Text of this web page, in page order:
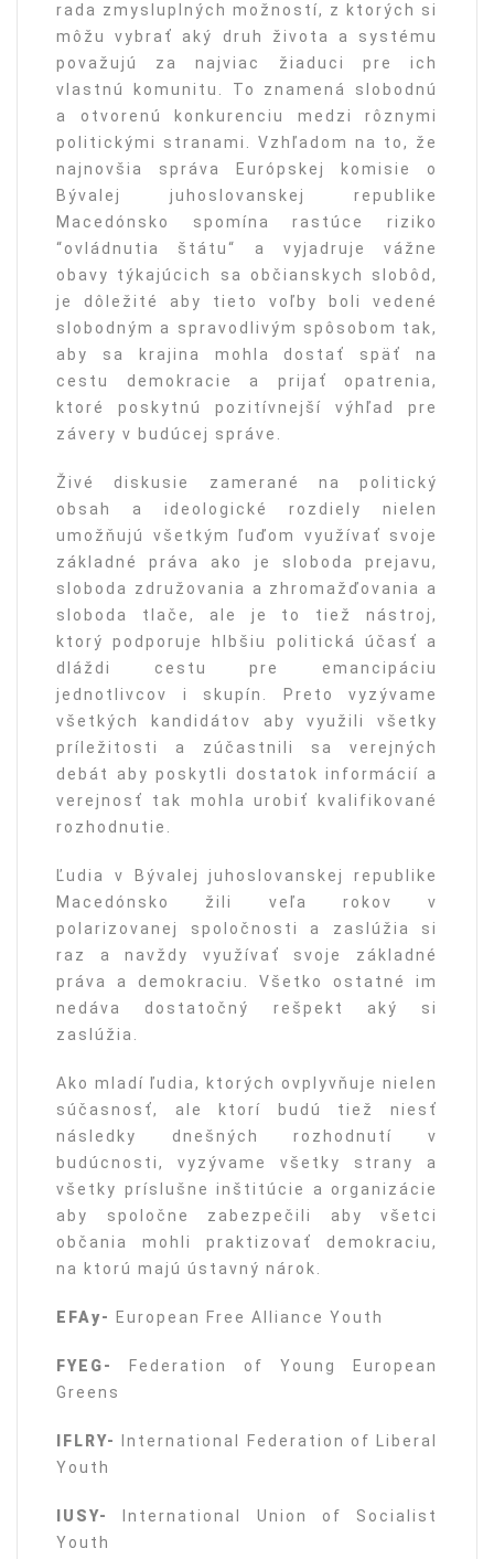
rada zmysluplných možností, z ktorých si
môžu vybrať aký druh života a systému
považujú za najviac žiaduci pre ich
vlastnú komunitu. To znamená slobodnú
a otvorenú konkurenciu medzi rôznymi
politickými stranami. Vzhľadom na to, že
najnovšia správa Európskej komisie o
Bývalej juhoslovanskej republike
Macedónsko spomína rastúce riziko
“ovládnutia štátu“ a vyjadruje vážne
obavy týkajúcich sa občianskych slobôd,
je dôležité aby tieto voľby boli vedené
slobodným a spravodlivým spôsobom tak,
aby sa krajina mohla dostať späť na
cestu demokracie a prijať opatrenia,
ktoré poskytnú pozitívnejší výhľad pre
závery v budúcej správe.
Živé diskusie zamerané na politický
obsah a ideologické rozdiely nielen
umožňujú všetkým ľuďom využívať svoje
základné práva ako je sloboda prejavu,
sloboda združovania a zhromažďovania a
sloboda tlače, ale je to tiež nástroj,
ktorý podporuje hlbšiu politická účasť a
dláždi cestu pre emancipáciu
jednotlivcov i skupín. Preto vyzývame
všetkých kandidátov aby využili všetky
príležitosti a zúčastnili sa verejných
debát aby poskytli dostatok informácií a
verejnosť tak mohla urobiť kvalifikované
rozhodnutie.
Ľudia v Bývalej juhoslovanskej republike
Macedónsko žili veľa rokov v
polarizovanej spoločnosti a zaslúžia si
raz a navždy využívať svoje základné
práva a demokraciu. Všetko ostatné im
nedáva dostatočný rešpekt aký si
zaslúžia.
Ako mladí ľudia, ktorých ovplyvňuje nielen
súčasnosť, ale ktorí budú tiež niesť
následky dnešných rozhodnutí v
budúcnosti, vyzývame všetky strany a
všetky príslušne inštitúcie a organizácie
aby spoločne zabezpečili aby všetci
občania mohli praktizovať demokraciu,
na ktorú majú ústavný nárok.
EFAy- European Free Alliance Youth
FYEG-
Federation of Young European
Greens
IFLRY-
International Federation of Liberal
Youth
IUSY-
International Union of Socialist
Youth